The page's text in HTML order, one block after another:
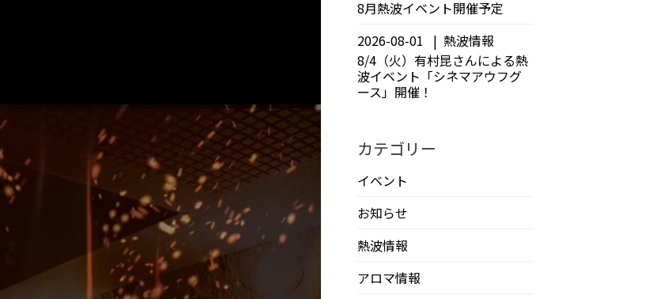
8月熱波イベント開催予定
2026-08-01
熱波情報
8/4（火）有村昆さんによる熱
波イベント「シネマアウフグ
ース」開催！
カテゴリー
イベント
お知らせ
熱波情報
アロマ情報